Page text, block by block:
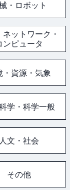
・ロボット
ネットワーク・
ンピュータ
・資源・気象
学・科学一般
人文・社会
その他